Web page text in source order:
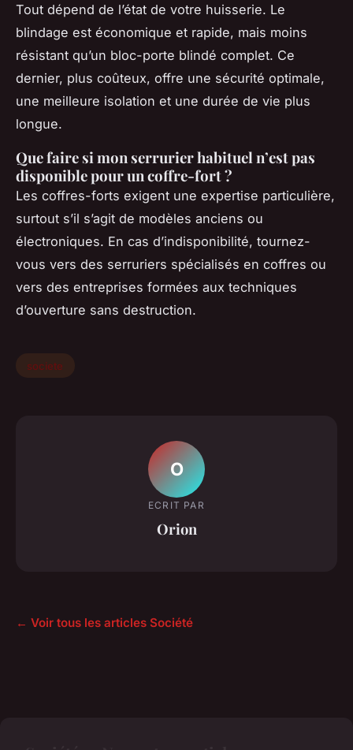
Tout dépend de l’état de votre huisserie. Le
blindage est économique et rapide, mais moins
résistant qu’un bloc-porte blindé complet. Ce
dernier, plus coûteux, offre une sécurité optimale,
une meilleure isolation et une durée de vie plus
longue.
Que faire si mon serrurier habituel n’est pas
disponible pour un coffre-fort ?
Les coffres-forts exigent une expertise particulière,
surtout s’il s’agit de modèles anciens ou
électroniques. En cas d’indisponibilité, tournez-
vous vers des serruriers spécialisés en coffres ou
vers des entreprises formées aux techniques
d’ouverture sans destruction.
societe
O
ECRIT PAR
Orion
← Voir tous les articles Société